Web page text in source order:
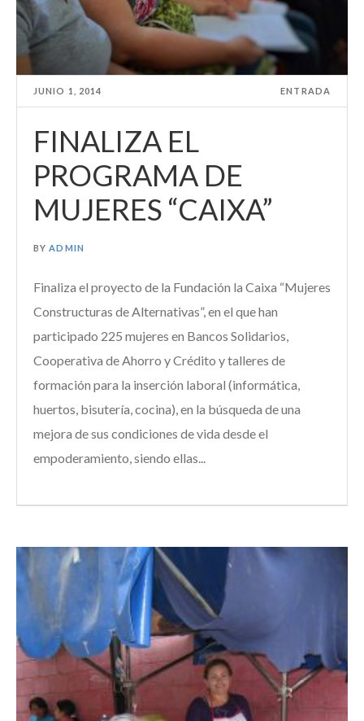
JUNIO 1, 2014 ENTRADA
FINALIZA EL
PROGRAMA DE
MUJERES “CAIXA”
BYADMIN
Finaliza el proyecto de la Fundación la Caixa “Mujeres
Constructuras de Alternativas”, en el que han
participado 225 mujeres en Bancos Solidarios,
Cooperativa de Ahorro y Crédito y talleres de
formación para la inserción laboral (informática,
huertos, bisutería, cocina), en la búsqueda de una
mejora de sus condiciones de vida desde el
empoderamiento, siendo ellas...